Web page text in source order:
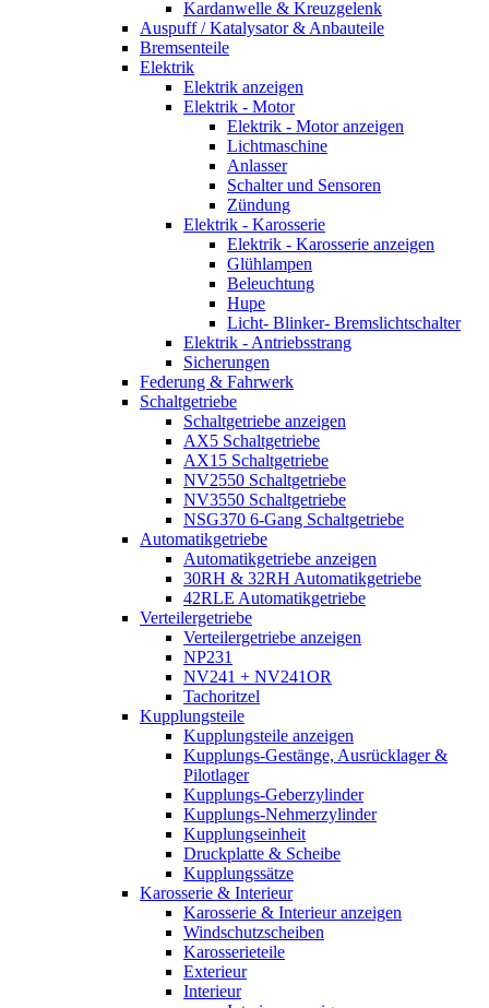
Kardanwelle & Kreuzgelenk
Auspuff / Katalysator & Anbauteile
Bremsenteile
Elektrik
Elektrik anzeigen
Elektrik - Motor
Elektrik - Motor anzeigen
Lichtmaschine
Anlasser
Schalter und Sensoren
Zündung
Elektrik - Karosserie
Elektrik - Karosserie anzeigen
Glühlampen
Beleuchtung
Hupe
Licht- Blinker- Bremslichtschalter
Elektrik - Antriebsstrang
Sicherungen
Federung & Fahrwerk
Schaltgetriebe
Schaltgetriebe anzeigen
AX5 Schaltgetriebe
AX15 Schaltgetriebe
NV2550 Schaltgetriebe
NV3550 Schaltgetriebe
NSG370 6-Gang Schaltgetriebe
Automatikgetriebe
Automatikgetriebe anzeigen
30RH & 32RH Automatikgetriebe
42RLE Automatikgetriebe
Verteilergetriebe
Verteilergetriebe anzeigen
NP231
NV241 + NV241OR
Tachoritzel
Kupplungsteile
Kupplungsteile anzeigen
Kupplungs-Gestänge, Ausrücklager &
Pilotlager
Kupplungs-Geberzylinder
Kupplungs-Nehmerzylinder
Kupplungseinheit
Druckplatte & Scheibe
Kupplungssätze
Karosserie & Interieur
Karosserie & Interieur anzeigen
Windschutzscheiben
Karosserieteile
Exterieur
Interieur